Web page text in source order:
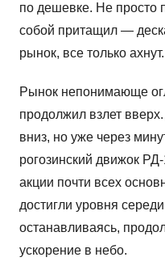
по дешевке. Не просто
собой притащил —
рынок, все только ахнут.
Рынок непонимающе
продолжил взлет
вниз, но уже через
рогозинский движок
акции почти всех
достигли уровня
останавливаясь,
ускорение в небо.